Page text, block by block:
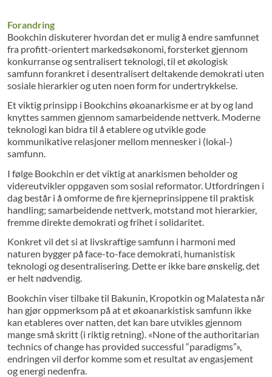
Forandring
Bookchin diskuterer hvordan det er mulig å endre samfunnet
fra profitt-orientert markedsøkonomi, forsterket gjennom
konkurranse og sentralisert teknologi, til et økologisk
samfunn forankret i desentralisert deltakende demokrati uten
sosiale hierarkier og uten noen form for undertrykkelse.
Et viktig prinsipp i Bookchins økoanarkisme er at by og land
knyttes sammen gjennom samarbeidende nettverk. Moderne
teknologi kan bidra til å etablere og utvikle gode
kommunikative relasjoner mellom mennesker i (lokal-)
samfunn.
I følge Bookchin er det viktig at anarkismen beholder og
videreutvikler oppgaven som sosial reformator. Utfordringen i
dag består i å omforme de fire kjerneprinsippene til praktisk
handling; samarbeidende nettverk, motstand mot hierarkier,
fremme direkte demokrati og frihet i solidaritet.
Konkret vil det si at livskraftige samfunn i harmoni med
naturen bygger på face-to-face demokrati, humanistisk
teknologi og desentralisering. Dette er ikke bare ønskelig, det
er helt nødvendig.
Bookchin viser tilbake til Bakunin, Kropotkin og Malatesta når
han gjør oppmerksom på at et økoanarkistisk samfunn ikke
kan etableres over natten, det kan bare utvikles gjennom
mange små skritt (i riktig retning). «None of the authoritarian
technics of change has provided successful “paradigms”»,
endringen vil derfor komme som et resultat av engasjement
og energi nedenfra.